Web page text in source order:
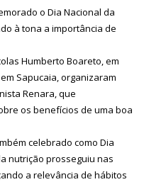
o Dia Nacional da
à tona a importância de
Humberto Boareto, em
Sapucaia, organizaram
Renara, que
os benefícios de uma boa
celebrado como Dia
nutrição prosseguiu nas
a relevância de hábitos